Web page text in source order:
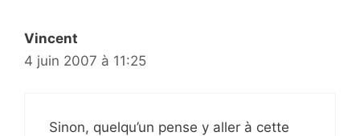
Vincent
4 juin 2007 à 11:25
Sinon, quelqu’un pense y aller à cette